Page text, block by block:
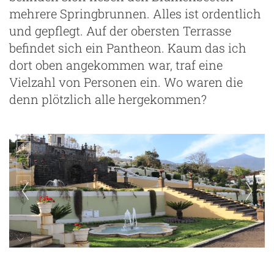
mehrere Springbrunnen. Alles ist ordentlich
und gepflegt. Auf der obersten Terrasse
befindet sich ein Pantheon. Kaum das ich
dort oben angekommen war, traf eine
Vielzahl von Personen ein. Wo waren die
denn plötzlich alle hergekommen?